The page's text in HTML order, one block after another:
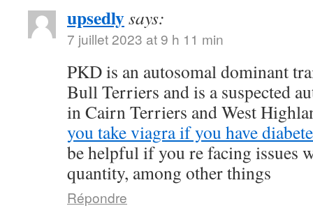
upsedlysays:
7 juillet 2023 at 9 h 11 min
PKD is an autosomal dominant
Bull Terriers and is a suspected
in Cairn Terriers and West
you take viagra if you have
be helpful if you re facing issues
quantity, among other things
Répondre